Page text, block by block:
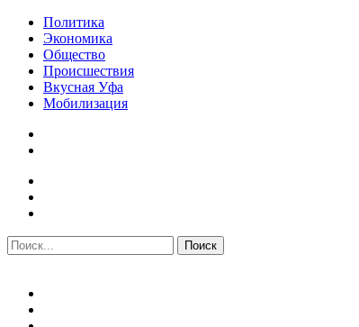
Политика
Экономика
Общество
Происшествия
Вкусная Уфа
Мобилизация